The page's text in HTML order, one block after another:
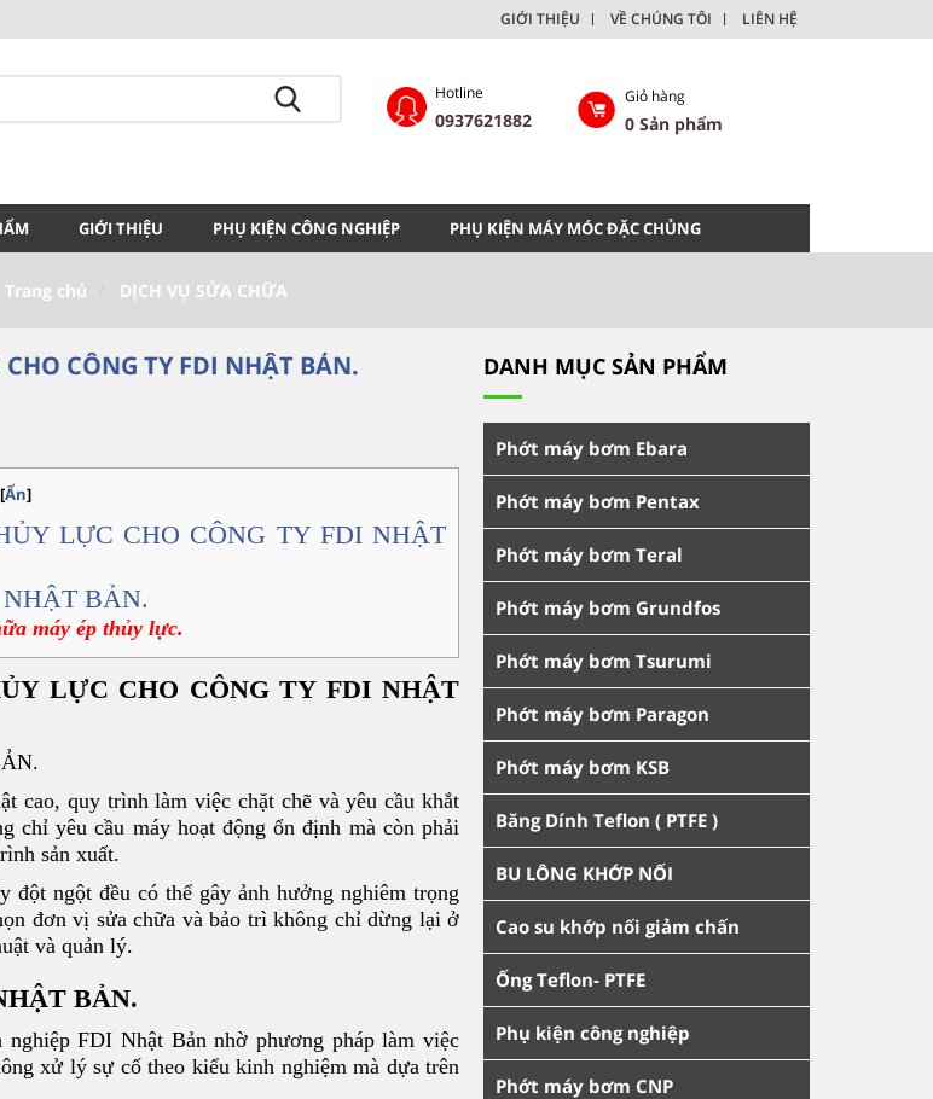
GIỚI THIỆU VỀ CHÚNG TÔI LIÊN HỆ
Hotline
0937621882
Giỏ hàng
0Sản phẩm
GIỚI THIỆU PHỤ KIỆN CÔNG NGHIỆP PHỤ KIỆN MÁY MÓC ĐẶC CHỦNG
Trang chủ DỊCH VỤ SỬA CHỮA
CÔNG TY FDI NHẬT BẢN.
[Ẩn]
LỰC CHO CÔNG TY FDI NHẬT
BẢN.
máy ép thủy lực.
LỰC CHO CÔNG TY FDI NHẬT
cao, quy trình làm việc chặt chẽ và yêu cầu khắt
yêu cầu máy hoạt động ổn định mà còn phải
sản xuất.
đột ngột đều có thể gây ảnh hưởng nghiêm trọng
đơn vị sửa chữa và bảo trì không chỉ dừng lại ở
và quản lý.
BẢN.
FDI Nhật Bản nhờ phương pháp làm việc
xử lý sự cố theo kiểu kinh nghiệm mà dựa trên
DANH MỤC SẢN PHẨM
Phớt máy bơm Ebara
Phớt máy bơm Pentax
Phớt máy bơm Teral
Phớt máy bơm Grundfos
Phớt máy bơm Tsurumi
Phớt máy bơm Paragon
Phớt máy bơm KSB
Băng Dính Teflon ( PTFE )
BU LÔNG KHỚP NỐI
Cao su khớp nối giảm chấn
Ống Teflon- PTFE
Phụ kiện công nghiệp
Phớt máy bơm CNP